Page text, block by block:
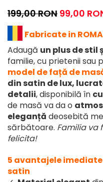
199,00 RON 99,00
Fabricate in
Adaugă un plus de stil
familie, cu prietenii sau
model de față de
din satin de lux,
detalii, disponibilă în
de masă va da o
eleganță deosebită
sărbătoare. Familia va
felicita!
5 avantajele
satin